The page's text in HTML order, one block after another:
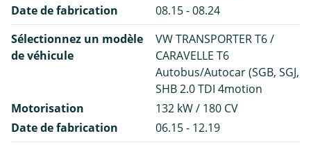
Date de fabrication
08.15 - 08.24
Sélectionnez un modèle
de véhicule
VW TRANSPORTER T6 /
CARAVELLE T6
Autobus/Autocar (SGB, SGJ,
SHB 2.0 TDI 4motion
Motorisation
132 kW / 180 CV
Date de fabrication
06.15 - 12.19